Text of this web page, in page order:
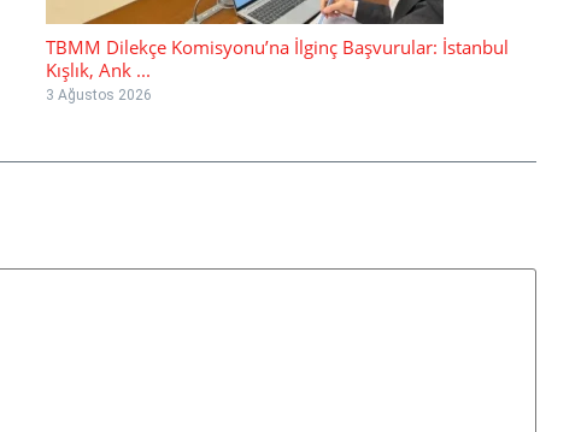
TBMM Dilekçe Komisyonu’na İlginç Başvurular: İstanbul
Kışlık, Ank ...
3 Ağustos 2026